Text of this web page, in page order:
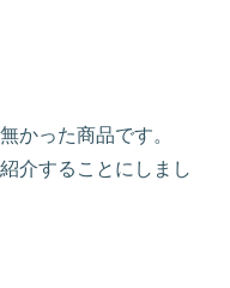
かった商品です。
介することにしまし